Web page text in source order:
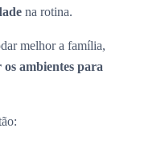
na rotina.
melhor a família,
ambientes para